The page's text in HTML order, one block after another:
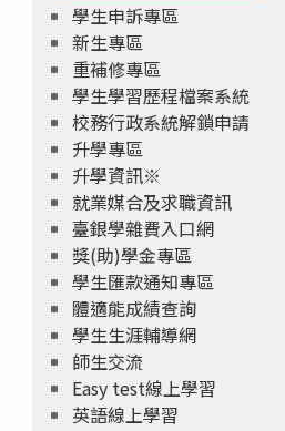
學生申訴專區
新生專區
重補修專區
學生學習歷程檔案系統
校務行政系統解鎖申請
升學專區
升學資訊※
就業媒合及求職資訊
臺銀學雜費入口網
獎(助)學金專區
學生匯款通知專區
體適能成績查詢
學生生涯輔導網
師生交流
Easy test線上學習
英語線上學習